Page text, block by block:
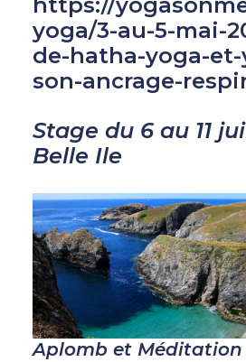
https://
yoga/3-au-5-mai-
de-hatha-yoga-
son-ancrage-
Stage du 6 au 11
Belle Ile
Aplomb et Méditation